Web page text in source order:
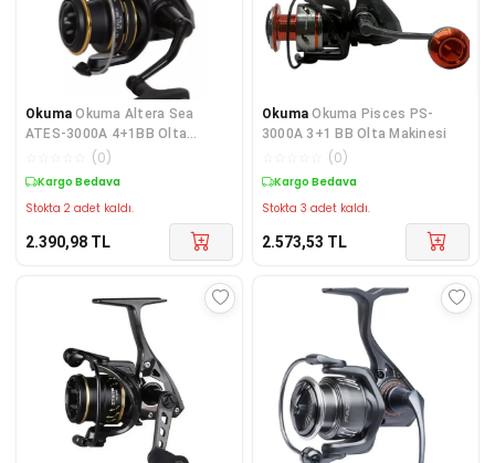
Okuma Okuma Altera Sea
ATES-3000A 4+1BB Olta
(0)
Kargo Bedava
Stokta 2 adet kaldı.
2.390,98 TL
Okuma Okuma Pisces PS-
3000A 3+1 BB Olta Makinesi
(0)
Kargo Bedava
Stokta 3 adet kaldı.
2.573,53 TL